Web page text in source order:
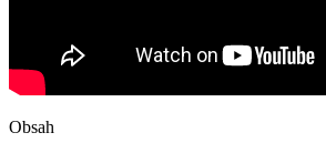
Obsah